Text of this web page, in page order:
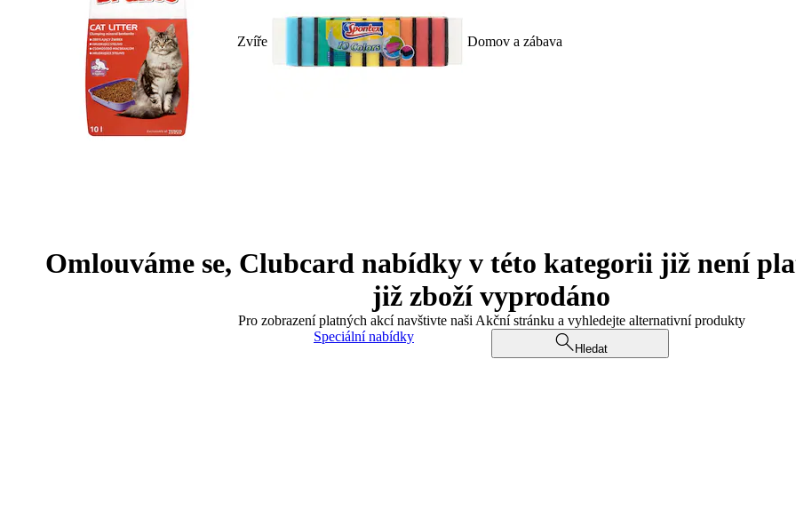
Zvíře Domov a zábava
Omlouváme se, Clubcard nabídky v této kategorii již není
již zboží vyprodáno
Pro zobrazení platných akcí navštivte naši Akční stránku a vyhledejte alternativní produkty
Speciální nabídky
Hledat